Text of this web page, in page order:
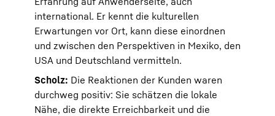
international. Er kennt die kulturellen
Erwartungen vor Ort, kann diese einordnen
und zwischen den Perspektiven in Mexiko, den
USA und Deutschland vermitteln.
Scholz: Die Reaktionen der Kunden waren
durchweg positiv: Sie schätzen die lokale
Nähe, die direkte Erreichbarkeit und die